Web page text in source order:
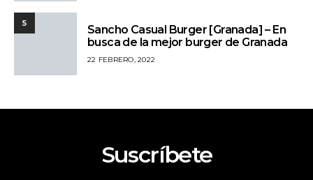
5
Sancho Casual Burger [Granada] – En
busca de la mejor burger de Granada
22 FEBRERO, 2022
Suscríbete